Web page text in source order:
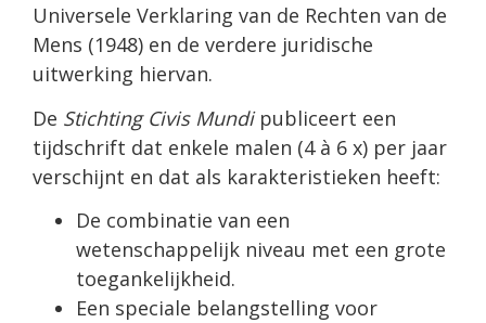
Universele Verklaring van de Rechten van de
Mens (1948) en de verdere juridische
uitwerking hiervan.
De Stichting Civis Mundipubliceert een
tijdschrift dat enkele malen (4 à 6 x) per jaar
verschijnt en dat als karakteristieken heeft:
De combinatie van een
wetenschappelijk niveau met een grote
toegankelijkheid.
Een speciale belangstelling voor